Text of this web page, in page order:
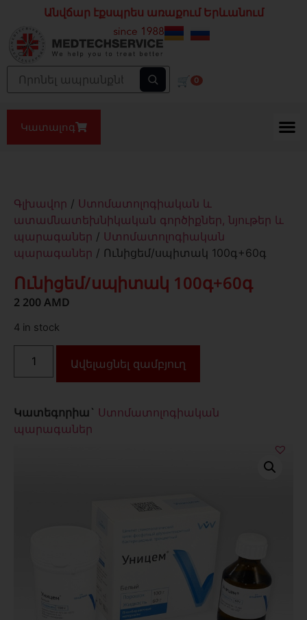
Անվճար էքսպրես առաքում Երևանում
🛒 0
Կատալոգ
Գլխավոր / Ստոմատոլոգիական և
ատամնատեխնիկական գործիքներ, նյութեր և
պարագաներ / Ստոմատոլոգիական
պարագաներ / Ունիցեմ/սպիտակ 100գ+60գ
Ունիցեմ/սպիտակ 100գ+60գ
2 200 AMD
4 in stock
Ավելացնել զամբյուղ
Կատեգորիա` Ստոմատոլոգիական
պարագաներ